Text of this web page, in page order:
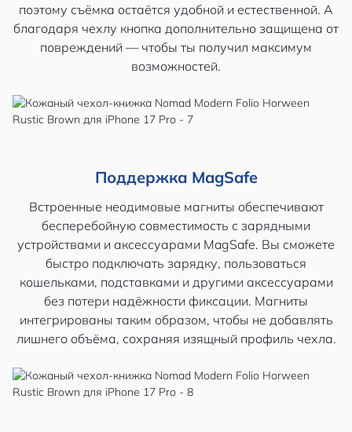
поэтому съёмка остаётся удобной и естественной. А
благодаря чехлу кнопка дополнительно защищена от
повреждений — чтобы ты получил максимум
возможностей.
Поддержка MagSafe
Встроенные неодимовые магниты обеспечивают
бесперебойную совместимость с зарядными
устройствами и аксессуарами MagSafe. Вы сможете
быстро подключать зарядку, пользоваться
кошельками, подставками и другими аксессуарами
без потери надёжности фиксации. Магниты
интегрированы таким образом, чтобы не добавлять
лишнего объёма, сохраняя изящный профиль чехла.